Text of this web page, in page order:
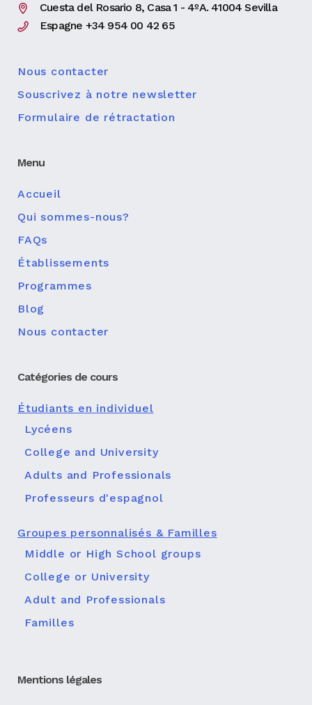
Cuesta del Rosario 8, Casa 1 - 4ºA. 41004 Sevilla
Espagne +34 954 00 42 65
Nous contacter
Souscrivez à notre newsletter
Formulaire de rétractation
Menu
Accueil
Qui sommes-nous?
FAQs
Établissements
Programmes
Blog
Nous contacter
Catégories de cours
Étudiants en individuel
Lycéens
College and University
Adults and Professionals
Professeurs d'espagnol
Groupes personnalisés & Familles
Middle or High School groups
College or University
Adult and Professionals
Familles
Mentions légales